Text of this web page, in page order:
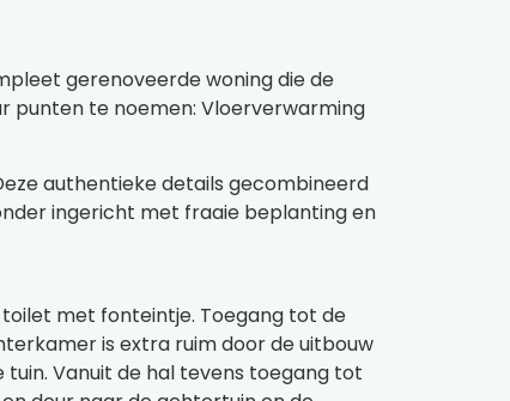
gerenoveerde woning die de
punten te noemen: Vloerverwarming
authentieke details gecombineerd
ingericht met fraaie beplanting en
met fonteintje. Toegang tot de
is extra ruim door de uitbouw
Vanuit de hal tevens toegang tot